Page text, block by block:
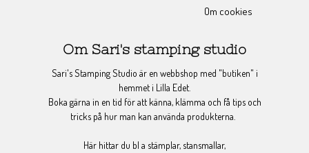
Om cookies
Om Sari's stamping studio
Sari's Stamping Studio är en webbshop med "butiken" i
hemmet i Lilla Edet.
Boka gärna in en tid för att känna, klämma och få tips och
tricks på hur man kan använda produkterna.
Här hittar du bl a stämplar, stansmallar,